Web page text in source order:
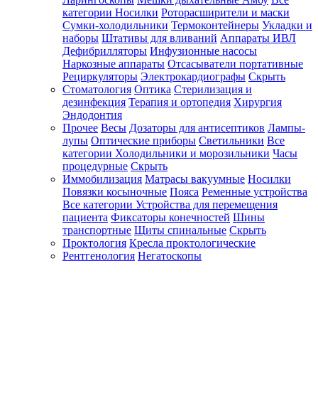
категории Носилки Роторасширители и маски
Сумки-холодильники Термоконтейнеры Укладки и
наборы Штативы для вливаний Аппараты ИВЛ
Дефибрилляторы Инфузионные насосы
Наркозные аппараты Отсасыватели портативные
Рециркуляторы Электрокардиографы Скрыть
Стоматология Оптика Стерилизация и
дезинфекция Терапия и ортопедия Хирургия
Эндодонтия
Прочее Весы Дозаторы для антисептиков Лампы-
лупы Оптические приборы Светильники Все
категории Холодильники и морозильники Часы
процедурные Скрыть
Иммобилизация Матрасы вакуумные Носилки
Повязки косыночные Пояса Ременные устройства
Все категории Устройства для перемещения
пациента Фиксаторы конечностей Шины
транспортные Щиты спинальные Скрыть
Проктология Кресла проктологические
Рентгенология Негатоскопы